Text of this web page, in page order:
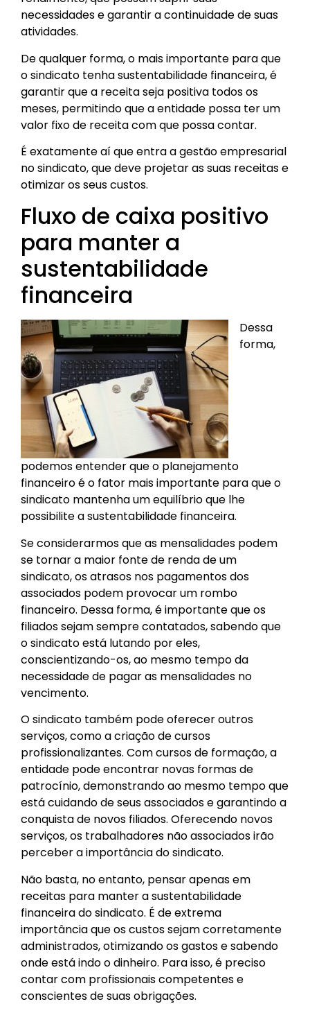
necessidades e garantir a continuidade de suas
atividades.
De qualquer forma, o mais importante para que
o sindicato tenha sustentabilidade financeira, é
garantir que a receita seja positiva todos os
meses, permitindo que a entidade possa ter um
valor fixo de receita com que possa contar.
É exatamente aí que entra agestão empresarial
no sindicato, que deve projetar as suas receitas e
otimizar os seus custos.
Fluxo de caixa positivo
para manter a
sustentabilidade
financeira
Dessa
forma,
podemos entender que o planejamento
financeiro é o fator mais importante para que o
sindicato mantenha um equilíbrio que lhe
possibilite a sustentabilidade financeira.
Se considerarmos que as mensalidades podem
se tornar a maior fonte de renda de um
sindicato, os atrasos nos pagamentos dos
associados podem provocar um rombo
financeiro. Dessa forma, é importante que os
filiados sejam sempre contatados, sabendo que
o sindicato está lutando por eles,
conscientizando-os, ao mesmo tempo da
necessidade de pagar as mensalidades no
vencimento.
O sindicato também pode oferecer outros
serviços, como a criação de cursos
profissionalizantes. Com cursos de formação, a
entidade pode encontrar novas formas de
patrocínio, demonstrando ao mesmo tempo que
está cuidando de seus associados e garantindo a
conquista de novos filiados. Oferecendo novos
serviços, os trabalhadores não associados irão
perceber a importância do sindicato.
Não basta, no entanto, pensar apenas em
receitas para manter a sustentabilidade
financeira do sindicato. É de extrema
importância que os custos sejam corretamente
administrados, otimizando os gastos e sabendo
onde está indo o dinheiro. Para isso, é preciso
contar com profissionais competentes e
conscientes de suas obrigações.